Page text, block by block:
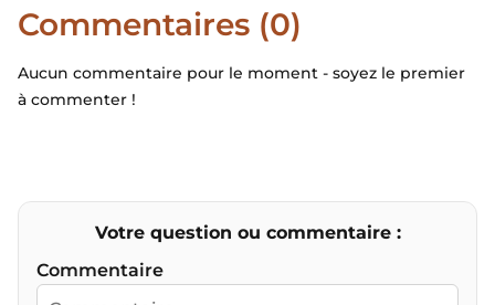
Commentaires (0)
Aucun commentaire pour le moment - soyez le premier
à commenter !
Votre question ou commentaire :
Commentaire